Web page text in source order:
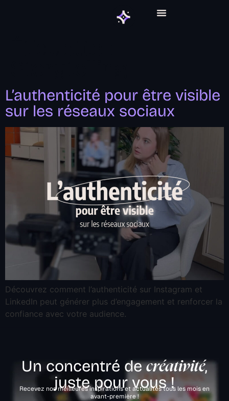
L’authenticité pour être visible
sur les réseaux sociaux
Découvrez comment l’authenticité sur Instagram et
LinkedIn peut générer plus d’engagement et renforcer la
confiance avec votre audience.
Un concentré decréativité,
juste pour vous !
Recevez nos meilleures inspirations et actualités tous les mois en
avant-première !